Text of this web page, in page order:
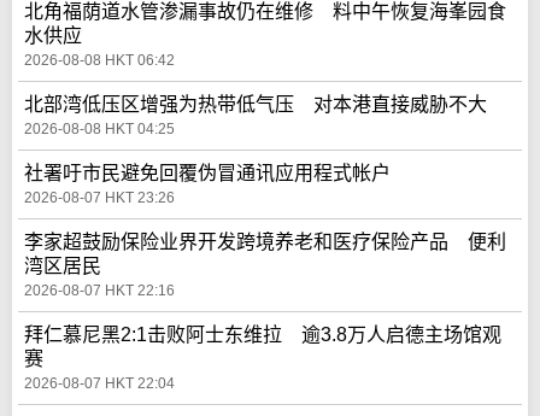
北角福荫道水管渗漏事故仍在维修 料中午恢复海峯园食
水供应
2026-08-08 HKT 06:42
北部湾低压区增强为热带低气压 对本港直接威胁不大
2026-08-08 HKT 04:25
社署吁市民避免回覆伪冒通讯应用程式帐户
2026-08-07 HKT 23:26
李家超鼓励保险业界开发跨境养老和医疗保险产品 便利
湾区居民
2026-08-07 HKT 22:16
拜仁慕尼黑2:1击败阿士东维拉 逾3.8万人启德主场馆观
赛
2026-08-07 HKT 22:04